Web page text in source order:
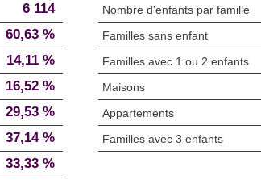
6 114
60,63 %
14,11 %
16,52 %
29,53 %
37,14 %
33,33 %
Nombre d'enfants par famille
Familles sans enfant
Familles avec 1 ou 2 enfants
Maisons
Appartements
Familles avec 3 enfants